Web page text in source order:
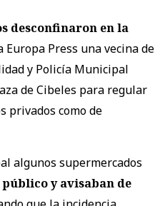
desconfinaron en la
Europa Press una vecina de
y Policía Municipal
de Cibeles para regular
privados como de
algunos supermercados
y avisaban de